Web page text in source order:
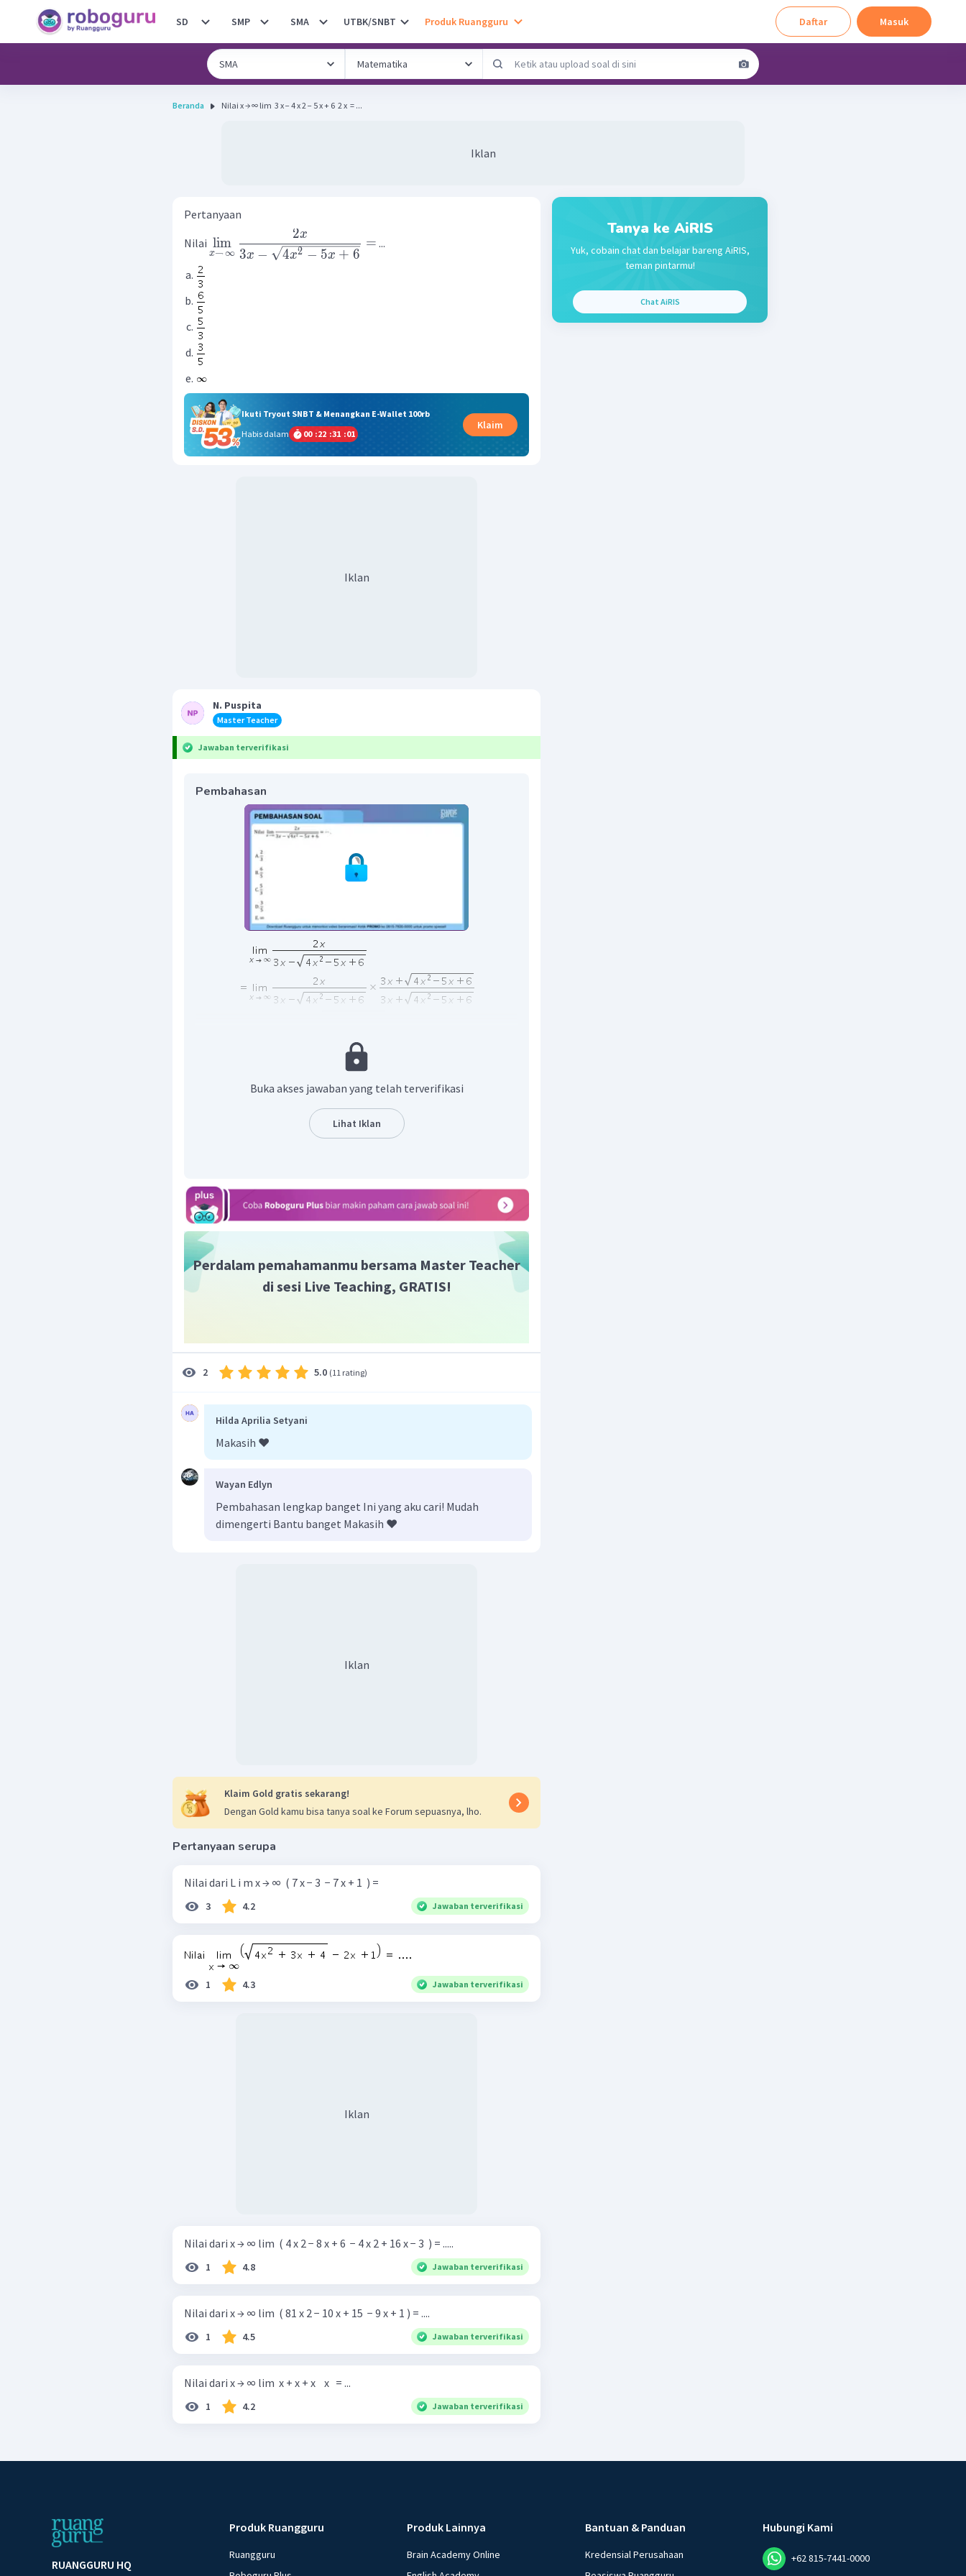
SD SMP SMA UTBK/SNBT Produk Ruangguru Daftar Masuk
Beranda Nilai x → ∞ lim ​ 3 x − 4 x 2 − 5 x + 6 ​ 2 x ​ = ...
Iklan
Pertanyaan
Nilai
x→∞
lim
3x − 4x2 − 5x + 6
2x
= ...
Ikuti Tryout SNBT & Menangkan E-Wallet 100rb
Habis dalam
00 :22 :31 :00
Klaim
Iklan
N. Puspita
Master Teacher
Jawaban terverifikasi
Pembahasan
Oleh karena itu, jawaban yang benar adalah B.
Buka akses jawaban yang telah terverifikasi
Lihat Iklan
Perdalam pemahamanmu bersama Master Teacher
di sesi Live Teaching, GRATIS!
2 5.0 (11 rating)
Hilda Aprilia Setyani
Makasih ❤️
Wayan Edlyn
Pembahasan lengkap banget Ini yang aku cari! Mudah
Iklan
Klaim Gold gratis sekarang!
Dengan Gold kamu bisa tanya soal ke Forum sepuasnya, lho.
Pertanyaan serupa
Nilai dari L i m x → ∞ ​ ( 7 x − 3 ​ − 7 x + 1 ​ ) =
3 4.2 Jawaban terverifikasi
1 4.3 Jawaban terverifikasi
Iklan
Nilai dari x → ∞ lim ​ ( 4 x 2 − 8 x + 6 ​ − 4 x 2 + 16 x − 3 ​ ) = .....
1 4.8 Jawaban terverifikasi
Nilai dari x → ∞ lim ​ ( 81 x 2 − 10 x + 15 ​ − 9 x + 1 ) = ....
1 4.5 Jawaban terverifikasi
Nilai dari x → ∞ lim ​ x + x + x ​ ​ ​ x ​ ​ = ...
1 4.2 Jawaban terverifikasi
Tanya ke AiRIS
Yuk, cobain chat dan belajar bareng AiRIS,
teman pintarmu!
Chat AiRIS
RUANGGURU HQ
Produk Ruangguru
Ruangguru
Produk Lainnya
Brain Academy Online
Bantuan & Panduan
Kredensial Perusahaan
Hubungi Kami
+62 815-7441-0000